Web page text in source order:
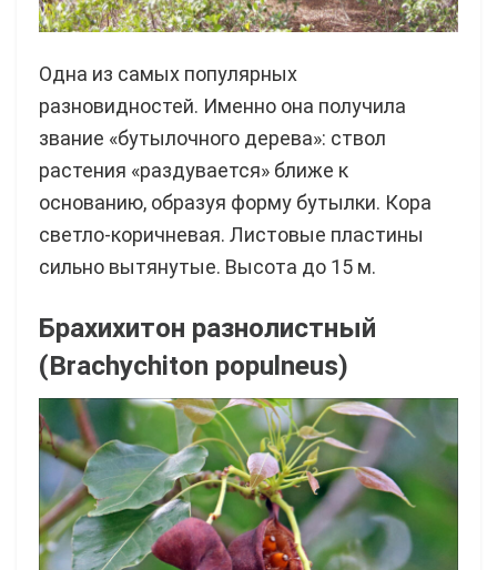
Одна из самых популярных
разновидностей. Именно она получила
звание «бутылочного дерева»: ствол
растения «раздувается» ближе к
основанию, образуя форму бутылки. Кора
светло-коричневая. Листовые пластины
сильно вытянутые. Высота до 15 м.
Брахихитон разнолистный
(Brachychiton populneus)